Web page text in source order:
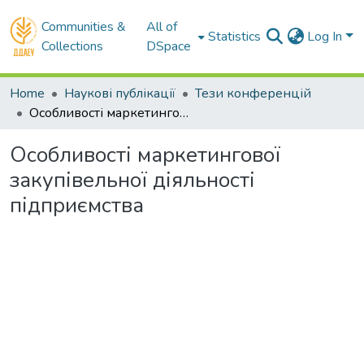
Communities &
Collections
All of
DSpace
Statistics Log In
Home Наукові публікації
Тези конференцій
Особливості маркетингової закупівельної діяльності підприємства
Особливості маркетингової
закупівельної діяльності
підприємства